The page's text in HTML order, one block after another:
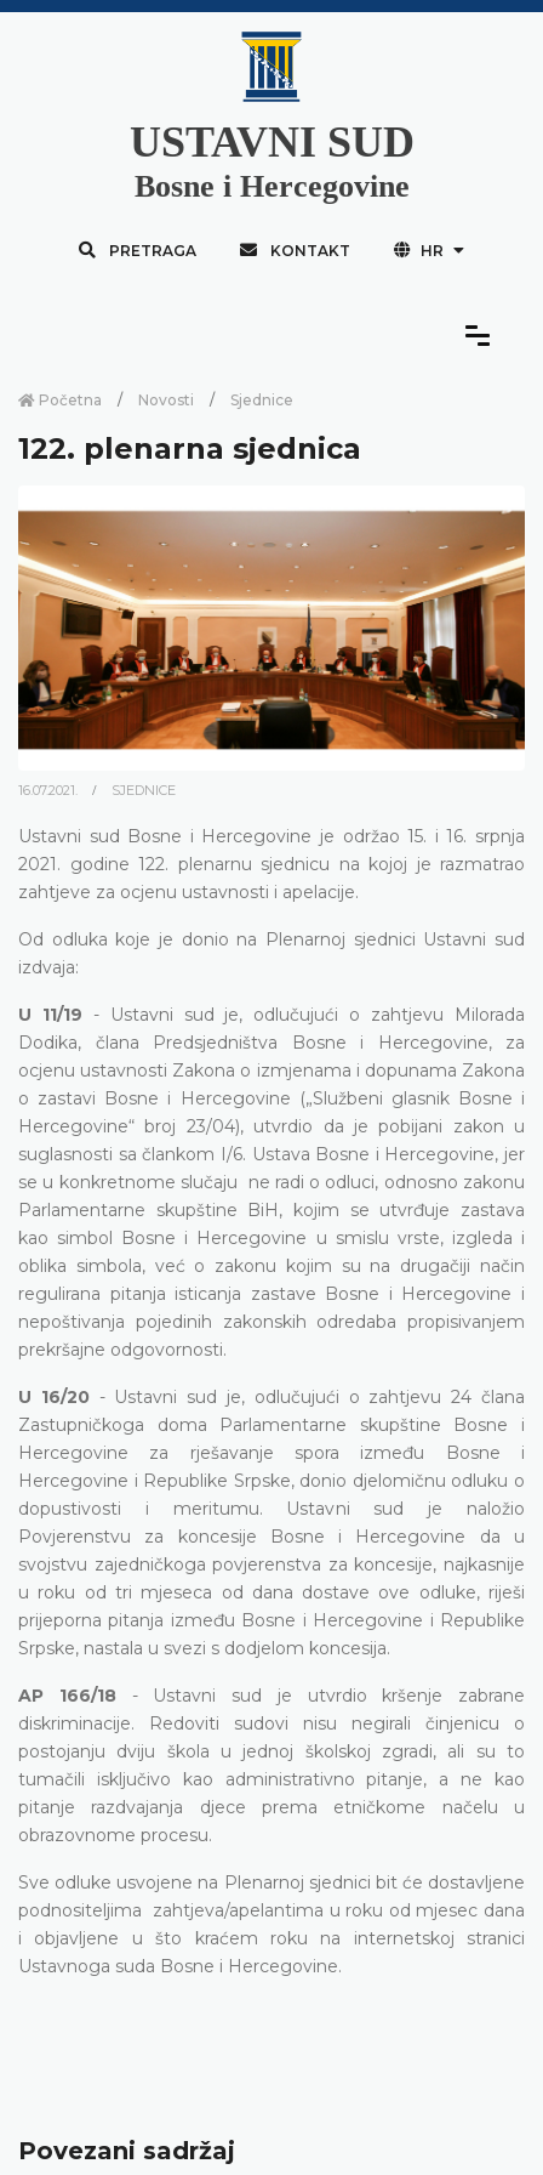
USTAVNI SUD
Bosne i Hercegovine
PRETRAGA KONTAKT HR
Početna Novosti Sjednice
122. plenarna sjednica
16.07.2021. SJEDNICE
Ustavni sud Bosne i Hercegovine je održao 15. i 16. srpnja
2021. godine 122. plenarnu sjednicu na kojoj je razmatrao
zahtjeve za ocjenu ustavnosti i apelacije.
Od odluka koje je donio na Plenarnoj sjednici Ustavni sud
izdvaja:
U 11/19 - Ustavni sud je, odlučujući o zahtjevu Milorada
Dodika, člana Predsjedništva Bosne i Hercegovine, za
ocjenu ustavnosti Zakona o izmjenama i dopunama Zakona
o zastavi Bosne i Hercegovine („Službeni glasnik Bosne i
Hercegovine“ broj 23/04), utvrdio da je pobijani zakon u
suglasnosti sa člankom I/6. Ustava Bosne i Hercegovine, jer
se u konkretnome slučaju ne radi o odluci, odnosno zakonu
Parlamentarne skupštine BiH, kojim se utvrđuje zastava
kao simbol Bosne i Hercegovine u smislu vrste, izgleda i
oblika simbola, već o zakonu kojim su na drugačiji način
regulirana pitanja isticanja zastave Bosne i Hercegovine i
nepoštivanja pojedinih zakonskih odredaba propisivanjem
prekršajne odgovornosti.
U 16/20 - Ustavni sud je, odlučujući o zahtjevu 24 člana
Zastupničkoga doma Parlamentarne skupštine Bosne i
Hercegovine za rješavanje spora između Bosne i
Hercegovine i Republike Srpske, donio djelomičnu odluku o
dopustivosti i meritumu. Ustavni sud je naložio
Povjerenstvu za koncesije Bosne i Hercegovine da u
svojstvu zajedničkoga povjerenstva za koncesije, najkasnije
u roku od tri mjeseca od dana dostave ove odluke, riješi
prijeporna pitanja između Bosne i Hercegovine i Republike
Srpske, nastala u svezi s dodjelom koncesija.
AP 166/18 - Ustavni sud je utvrdio kršenje zabrane
diskriminacije. Redoviti sudovi nisu negirali činjenicu o
postojanju dviju škola u jednoj školskoj zgradi, ali su to
tumačili isključivo kao administrativno pitanje, a ne kao
pitanje razdvajanja djece prema etničkome načelu u
obrazovnome procesu.
Sve odluke usvojene na Plenarnoj sjednici bit će dostavljene
podnositeljima zahtjeva/apelantima u roku od mjesec dana
i objavljene u što kraćem roku na internetskoj stranici
Ustavnoga suda Bosne i Hercegovine.
Povezani sadržaj